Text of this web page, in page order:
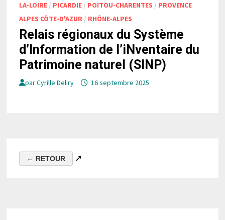
LA-LOIRE/ PICARDIE/ POITOU-CHARENTES / PROVENCE
ALPES CÔTE-D'AZUR/ RHÔNE-ALPES
Relais régionaux du Système
d’Information de l’iNventaire du
Patrimoine naturel (SINP)
parCyrille Deliry 16 septembre 2025
➚